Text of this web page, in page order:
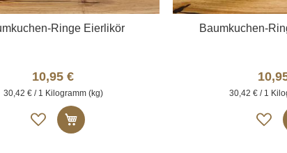
Ringe Eierlikör
10,95 €
30,42 € / 1 Kilogramm (kg)
Auf
die
In den Warenkorb
Baumkuchen-
30,42 € / 1